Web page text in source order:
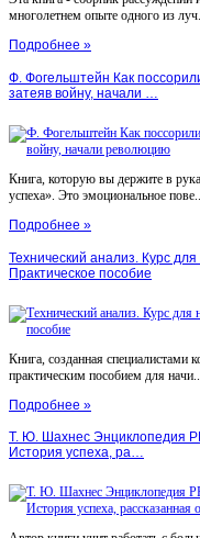
многолетнем опыте одного из луч...
Подробнее »
Ф. Фогельштейн Как
затеяв войну, начали …
Книга, которую вы держите в
успеха». Это эмоциональное пове...
Подробнее »
Технический анализ. Курс
Практическое пособие
Книга, созданная специалистами
практическим пособием для начи...
Подробнее »
Т. Ю. Шахнес Энциклопедия
История успеха, ра…